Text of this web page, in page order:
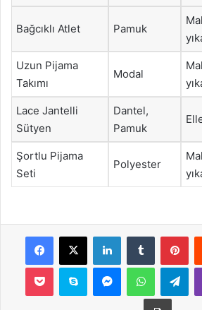
Bağcıklı Atlet Pamuk
Uzun Pijama
Takımı
Modal
Lace Jantelli
Sütyen
Dantel,
Pamuk
Şortlu Pijama
Seti
Polyester
Facebook
X LinkedInTumblr
Pocket Skype MessengerWhatsApp
Yazdır